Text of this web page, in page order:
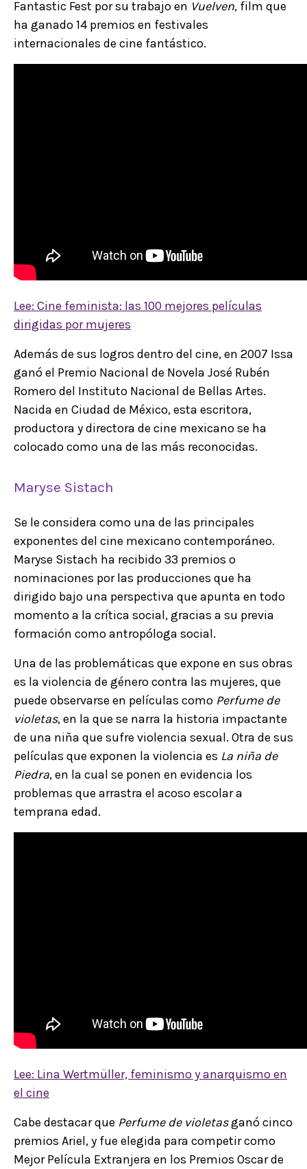
Fantastic Fest por su trabajo en Vuelven, film que
ha ganado 14 premios en festivales
internacionales de cine fantástico.
Lee: Cine feminista: las 100 mejores películas
dirigidas por mujeres
Además de sus logros dentro del cine, en 2007 Issa
ganó el Premio Nacional de Novela José Rubén
Romero del Instituto Nacional de Bellas Artes.
Nacida en Ciudad de México, esta escritora,
productora y directora de cine mexicano se ha
colocado como una de las más reconocidas.
Maryse Sistach
Se le considera como una de las principales
exponentes del cine mexicano contemporáneo.
Maryse Sistach ha recibido 33 premios o
nominaciones por las producciones que ha
dirigido bajo una perspectiva que apunta en todo
momento a la crítica social, gracias a su previa
formación como antropóloga social.
Una de las problemáticas que expone en sus obras
es la violencia de género contra las mujeres, que
puede observarse en películas como Perfume de
violetas, en la que se narra la historia impactante
de una niña que sufre violencia sexual. Otra de sus
películas que exponen la violencia es La niña de
Piedra, en la cual se ponen en evidencia los
problemas que arrastra el acoso escolar a
temprana edad.
Lee: Lina Wertmüller, feminismo y anarquismo en
el cine
Cabe destacar que Perfume de violetasganó cinco
premios Ariel, y fue elegida para competir como
Mejor Película Extranjera en los Premios Oscar de